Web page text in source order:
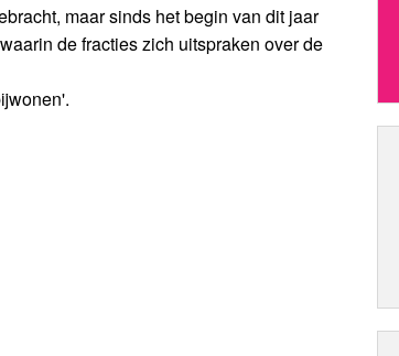
maar sinds het begin van dit jaar
de fracties zich uitspraken over de